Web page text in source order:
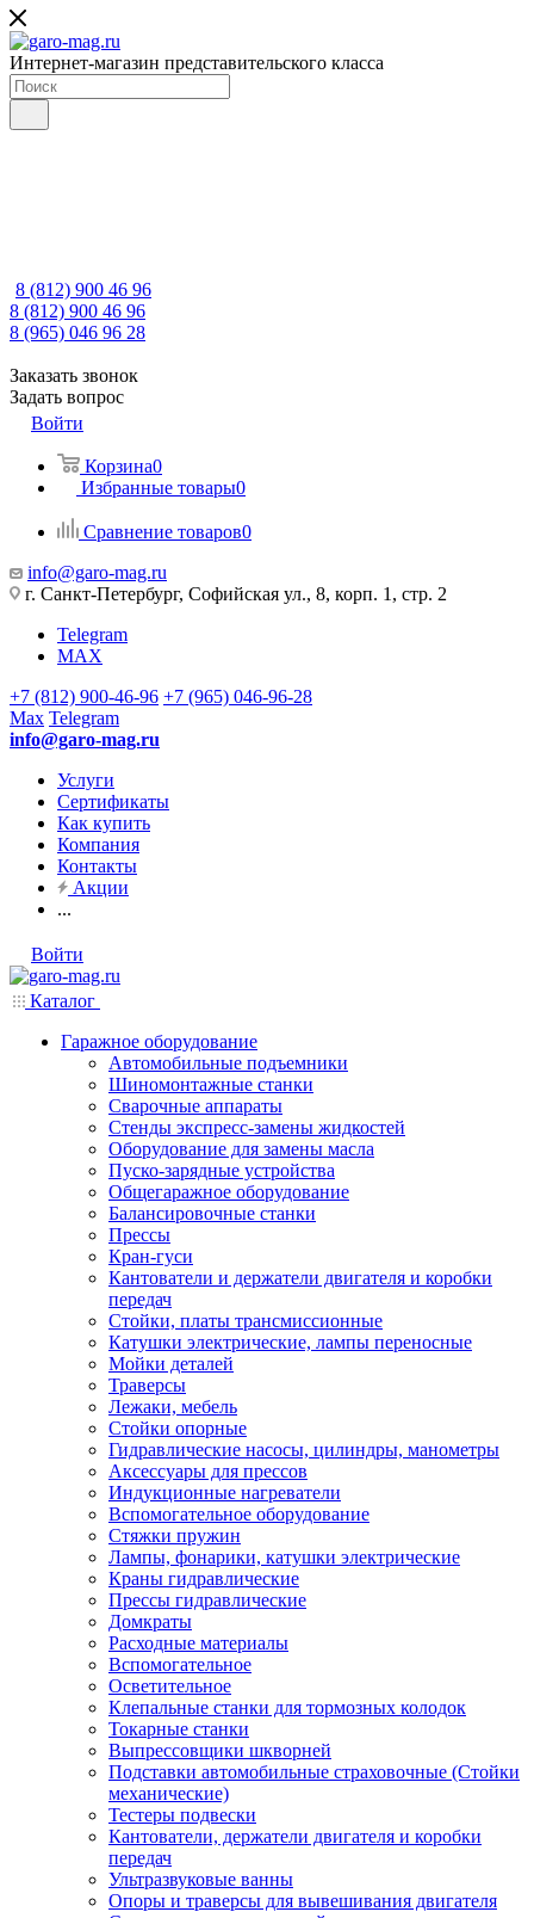
Интернет-магазин представительского класса
8 (812) 900 46 96
8 (812) 900 46 96
8 (965) 046 96 28
Заказать звонок
Задать вопрос
Войти
Корзина0
Избранные товары0
Сравнение товаров0
info@garo-mag.ru
г. Санкт-Петербург, Софийская ул., 8, корп. 1, стр. 2
Telegram
MAX
+7 (812) 900-46-96 +7 (965) 046-96-28
Max Telegram
info@garo-mag.ru
Услуги
Сертификаты
Как купить
Компания
Контакты
Акции
...
Войти
Каталог
Гаражное оборудование
Автомобильные подъемники
Шиномонтажные станки
Сварочные аппараты
Стенды экспресс-замены жидкостей
Оборудование для замены масла
Пуско-зарядные устройства
Общегаражное оборудование
Балансировочные станки
Прессы
Кран-гуси
Кантователи и держатели двигателя и коробки
передач
Стойки, платы трансмиссионные
Катушки электрические, лампы переносные
Мойки деталей
Траверсы
Лежаки, мебель
Стойки опорные
Гидравлические насосы, цилиндры, манометры
Аксессуары для прессов
Индукционные нагреватели
Вспомогательное оборудование
Стяжки пружин
Лампы, фонарики, катушки электрические
Краны гидравлические
Прессы гидравлические
Домкраты
Расходные материалы
Вспомогательное
Осветительное
Клепальные станки для тормозных колодок
Токарные станки
Выпрессовщики шкворней
Подставки автомобильные страховочные (Стойки
механические)
Тестеры подвески
Кантователи, держатели двигателя и коробки
передач
Ультразвуковые ванны
Опоры и траверсы для вывешивания двигателя